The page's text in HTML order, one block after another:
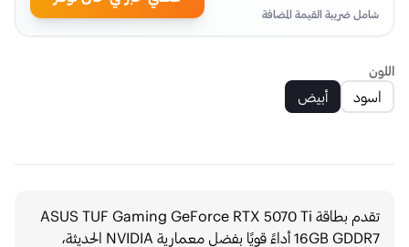
شامل ضريبة القيمة المضافة
اللون
اسود أبيض
تقدم بطاقة ASUS TUF Gaming GeForce RTX 5070 Ti
16GB GDDR7 أداءً قويًا بفضل معمارية NVIDIA الحديثة،